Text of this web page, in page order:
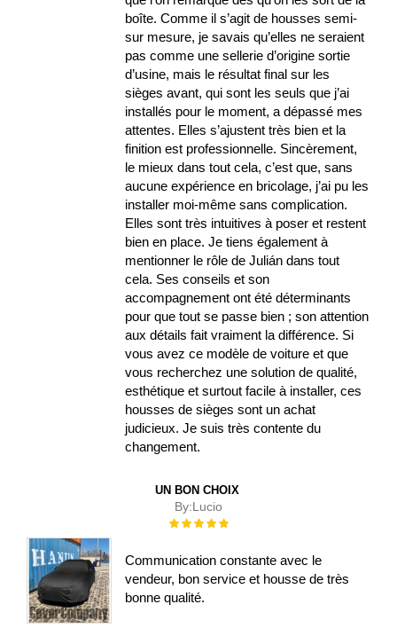
boîte. Comme il s’agit de housses semi-
sur mesure, je savais qu’elles ne seraient
pas comme une sellerie d’origine sortie
d’usine, mais le résultat final sur les
sièges avant, qui sont les seuls que j’ai
installés pour le moment, a dépassé mes
attentes. Elles s’ajustent très bien et la
finition est professionnelle. Sincèrement,
le mieux dans tout cela, c’est que, sans
aucune expérience en bricolage, j’ai pu les
installer moi-même sans complication.
Elles sont très intuitives à poser et restent
bien en place. Je tiens également à
mentionner le rôle de Julián dans tout
cela. Ses conseils et son
accompagnement ont été déterminants
pour que tout se passe bien ; son attention
aux détails fait vraiment la différence. Si
vous avez ce modèle de voiture et que
vous recherchez une solution de qualité,
esthétique et surtout facile à installer, ces
housses de sièges sont un achat
judicieux. Je suis très contente du
changement.
UN BON CHOIX
By:Lucio
Évaluation :
Communication constante avec le
vendeur, bon service et housse de très
bonne qualité.